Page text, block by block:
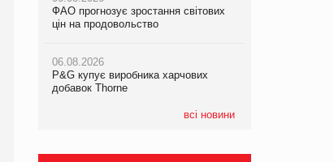
ФАО прогнозує зростання світових
цін на продовольство
06.08.2026
P&G купує виробника харчових
добавок Thorne
всі новини
ФАО прогнозує зростання світових
цін на продовольство
06.08.2026
P&G купує виробника харчових
добавок Thorne
ФАО прогнозує зростання світових
цін на продовольство
06.08.2026
P&G купує виробника харчових
добавок Thorne